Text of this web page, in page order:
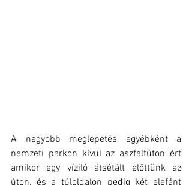
A nagyobb meglepetés egyébként a
nemzeti parkon kívül az aszfaltúton ért
amikor egy víziló átsétált előttünk az
úton, és a túloldalon pedig két elefánt